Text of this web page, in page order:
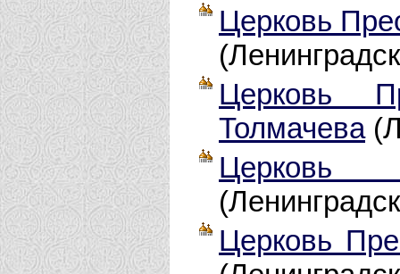
Церковь
Церковь
Толмачева
Церковь
Церковь